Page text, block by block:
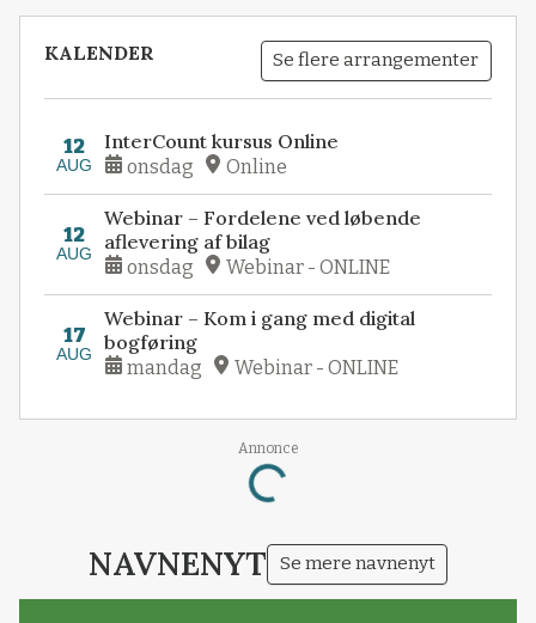
KALENDER Se flere arrangementer
12
AUG
InterCount kursus Online
onsdag Online
12
AUG
Webinar – Fordelene ved løbende
aflevering af bilag
onsdag Webinar - ONLINE
17
AUG
Webinar – Kom i gang med digital
bogføring
mandag Webinar - ONLINE
Annonce
Loading...
NAVNENYT Se mere navnenyt